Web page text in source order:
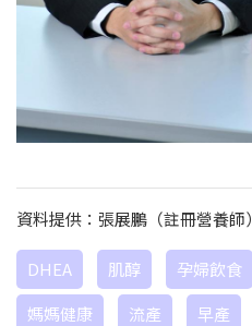
資料提供：張展鵬（註冊營養師）
DHEA 肌醇 孕婦飲食
媽媽健康
流產 早產